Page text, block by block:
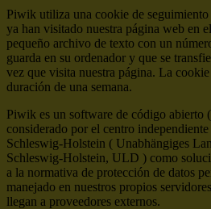
Piwik utiliza una cookie de seguimiento
ya han visitado nuestra página web en
pequeño archivo de texto con un
guarda en su ordenador y que se
vez que visita nuestra página. La
duración de una semana.
Piwik es un software de código abierto (
considerado por el centro
Schleswig-Holstein ( Unabhängiges
Schleswig-Holstein, ULD ) como
a la normativa de protección de datos
manejado en nuestros propios
llegan a proveedores externos.